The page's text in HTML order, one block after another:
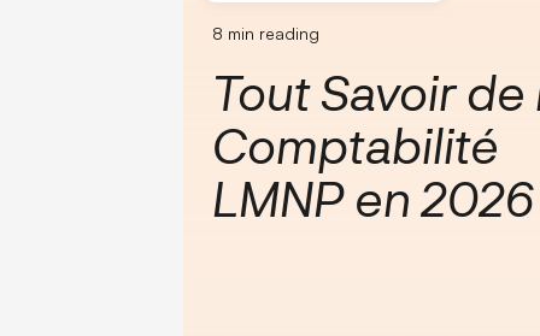
8 min reading
Tout Savoir de
Comptabilité
LMNP en 2026